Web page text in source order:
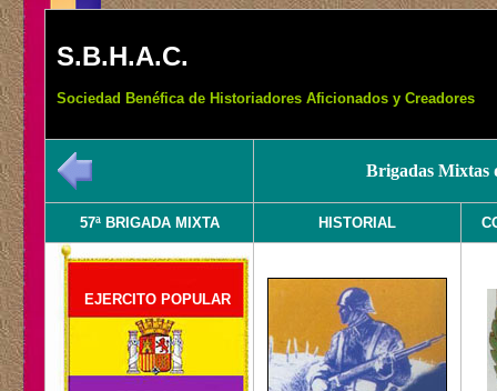
S.B.H.A.C.
Sociedad Benéfica de Historiadores Aficionados y Creadores
Brigadas Mixtas
57ª BRIGADA MIXTA HISTORIAL
EJERCITO POPULAR